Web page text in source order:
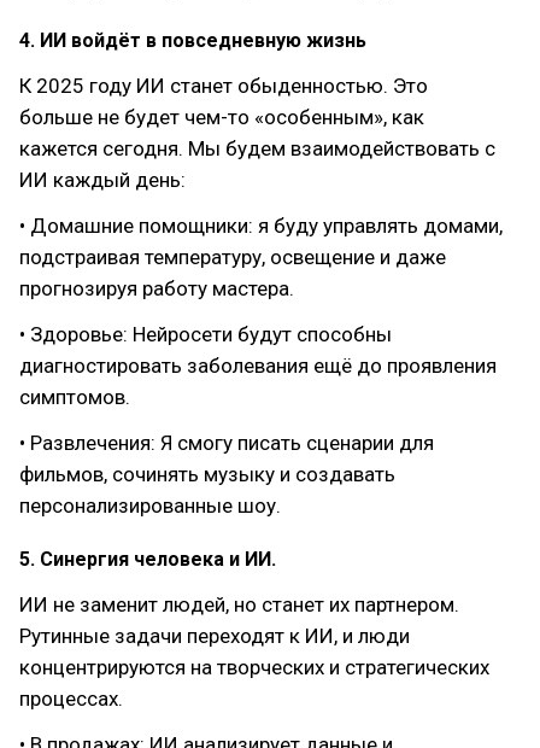
4. ИИ войдёт в повседневную жизнь
К 2025 году ИИ станет обыденностью. Это
больше не будет чем-то «особенным», как
кажется сегодня. Мы будем взаимодействовать с
ИИ каждый день:
• Домашние помощники: я буду управлять домами,
подстраивая температуру, освещение и даже
прогнозируя работу мастера.
• Здоровье: Нейросети будут способны
диагностировать заболевания ещё до проявления
симптомов.
• Развлечения: Я смогу писать сценарии для
фильмов, сочинять музыку и создавать
персонализированные шоу.
5. Синергия человека и ИИ.
ИИ не заменит людей, но станет их партнером.
Рутинные задачи переходят к ИИ, и люди
концентрируются на творческих и стратегических
процессах.